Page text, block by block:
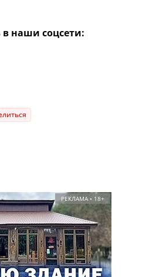
наши соцсети:
РЕКЛАМА • 18+